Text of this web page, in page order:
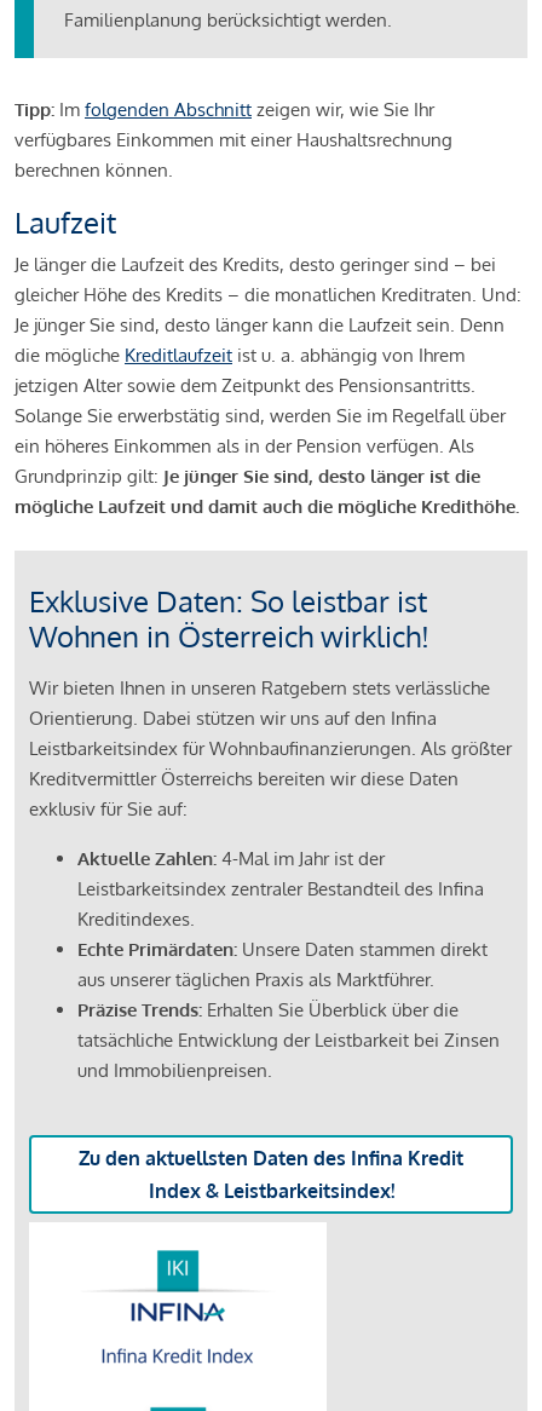
Familienplanung berücksichtigt werden.
Tipp: Im folgenden Abschnitt zeigen wir, wie Sie Ihr
verfügbares Einkommen mit einer Haushaltsrechnung
berechnen können.
Laufzeit
Je länger die Laufzeit des Kredits, desto geringer sind – bei
gleicher Höhe des Kredits – die monatlichen Kreditraten. Und:
Je jünger Sie sind, desto länger kann die Laufzeit sein. Denn
die mögliche Kreditlaufzeit ist u. a. abhängig von Ihrem
jetzigen Alter sowie dem Zeitpunkt des Pensionsantritts.
Solange Sie erwerbstätig sind, werden Sie im Regelfall über
ein höheres Einkommen als in der Pension verfügen. Als
Grundprinzip gilt: Je jünger Sie sind, desto länger ist die
mögliche Laufzeit und damit auch die mögliche Kredithöhe.
Exklusive Daten: So leistbar ist
Wohnen in Österreich wirklich!
Wir bieten Ihnen in unseren Ratgebern stets verlässliche
Orientierung. Dabei stützen wir uns auf den Infina
Leistbarkeitsindex für Wohnbaufinanzierungen. Als größter
Kreditvermittler Österreichs bereiten wir diese Daten
exklusiv für Sie auf:
Aktuelle Zahlen: 4-Mal im Jahr ist der
Leistbarkeitsindex zentraler Bestandteil des Infina
Kreditindexes.
Echte Primärdaten: Unsere Daten stammen direkt
aus unserer täglichen Praxis als Marktführer.
Präzise Trends: Erhalten Sie Überblick über die
tatsächliche Entwicklung der Leistbarkeit bei Zinsen
und Immobilienpreisen.
Zu den aktuellsten Daten des Infina Kredit
Index & Leistbarkeitsindex!